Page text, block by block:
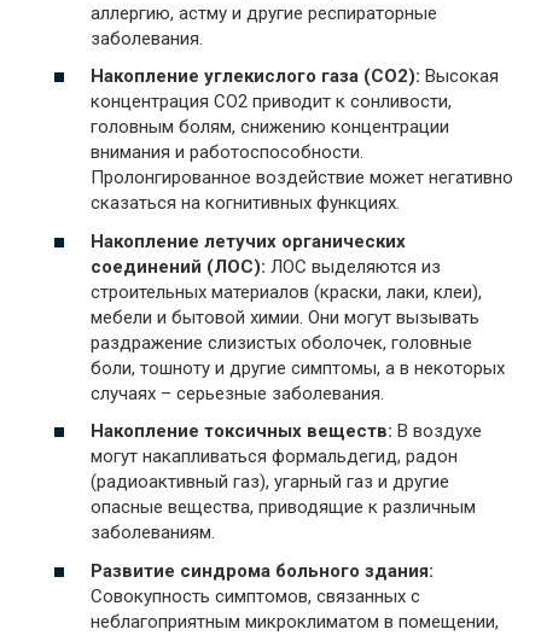
аллергию, астму и другие респираторные
заболевания.
Накопление углекислого газа (СО2): Высокая
концентрация СО2 приводит к сонливости,
головным болям, снижению концентрации
внимания и работоспособности.
Пролонгированное воздействие может негативно
сказаться на когнитивных функциях.
Накопление летучих органических
соединений (ЛОС): ЛОС выделяются из
строительных материалов (краски, лаки, клеи),
мебели и бытовой химии. Они могут вызывать
раздражение слизистых оболочек, головные
боли, тошноту и другие симптомы, а в некоторых
случаях – серьезные заболевания.
Накопление токсичных веществ: В воздухе
могут накапливаться формальдегид, радон
(радиоактивный газ), угарный газ и другие
опасные вещества, приводящие к различным
заболеваниям.
Развитие синдрома больного здания:
Совокупность симптомов, связанных с
неблагоприятным микроклиматом в помещении,